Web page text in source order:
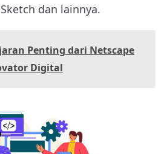
dan lainnya.
Penting dari Netscape
Digital